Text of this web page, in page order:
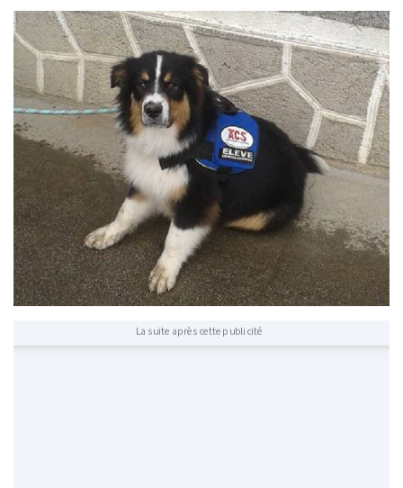
La suite après cette publicité